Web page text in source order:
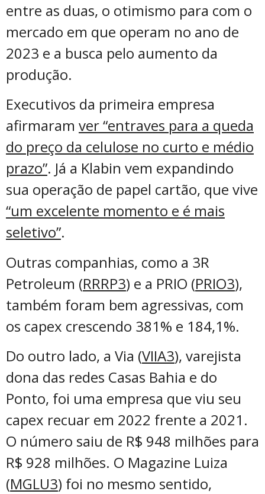
entre as duas, o otimismo para com o
mercado em que operam no ano de
2023 e a busca pelo aumento da
produção.
Executivos da primeira empresa
afirmaram ver “entraves para a queda
do preço da celulose no curto e médio
prazo”. Já a Klabin vem expandindo
sua operação de papel cartão, que vive
“um excelente momento e é mais
seletivo”.
Outras companhias, como a 3R
Petroleum (RRRP3) e a PRIO (PRIO3),
também foram bem agressivas, com
os capex crescendo 381% e 184,1%.
Do outro lado, a Via (VIIA3), varejista
dona das redes Casas Bahia e do
Ponto, foi uma empresa que viu seu
capex recuar em 2022 frente a 2021.
O número saiu de R$ 948 milhões para
R$ 928 milhões. O Magazine Luiza
(MGLU3) foi no mesmo sentido,